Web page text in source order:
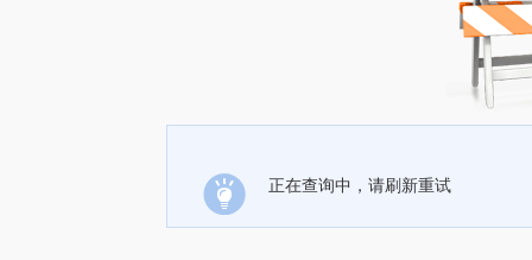
正在查询中，请刷新重试